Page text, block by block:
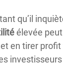
qu’il
élevée
en tirer